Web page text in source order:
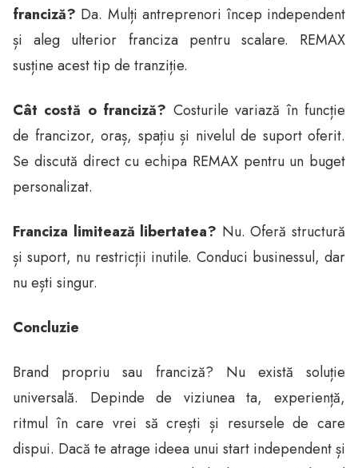
franciză? Da. Mulți antreprenori încep independent
și aleg ulterior franciza pentru scalare. REMAX
susține acest tip de tranziție.
Cât costă o franciză? Costurile variază în funcție
de francizor, oraș, spațiu și nivelul de suport oferit.
Se discută direct cu echipa REMAX pentru un buget
personalizat.
Franciza limitează libertatea? Nu. Oferă structură
și suport, nu restricții inutile. Conduci businessul, dar
nu ești singur.
Concluzie
Brand propriu sau franciză? Nu există soluție
universală. Depinde de viziunea ta, experiență,
ritmul în care vrei să crești și resursele de care
dispui. Dacă te atrage ideea unui start independent și